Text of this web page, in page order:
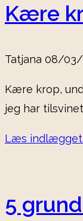
Kære
Tatjana 08/03/
Kære krop,
jeg har
Læs indlægget
5